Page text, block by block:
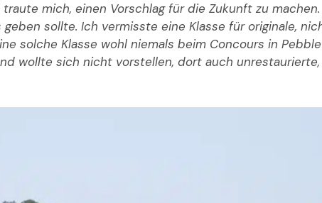
mich, einen Vorschlag für die Zukunft zu
sollte. Ich vermisste eine Klasse für originale,
solche Klasse wohl niemals beim Concours in
wollte sich nicht vorstellen, dort auch unrestaurierte,